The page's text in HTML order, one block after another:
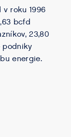
roku 1996
bcfd
23,80
podniky
energie.